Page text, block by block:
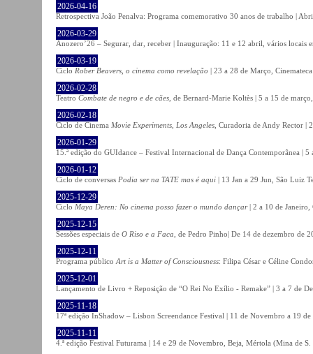
2026-04-16
Retrospectiva João Penalva: Programa comemorativo 30 anos de trabalho |
2026-03-29
Anozero’26 – Segurar, dar, receber | Inauguração: 11 e 12 abril, vários locais
2026-03-19
Ciclo Rober Beavers, o cinema como revelação | 23 a 28 de Março,
2026-02-28
Teatro Combate de negro e de cães , de Bernard-Marie Koltès | 5 a 15 de
2026-02-18
Ciclo de Cinema Movie Experiments, Los Angeles , Curadoria de Andy Rector
2026-01-29
15.ª edição do GUIdance – Festival Internacional de Dança Contemporânea |
2026-01-12
Ciclo de conversas Podia ser na TATE mas é aqui | 13 Jan a 29 Jun, São Luiz
2025-12-29
Ciclo Maya Deren: No cinema posso fazer o mundo dançar| 2 a 10 de Janeiro,
2025-12-15
Sessões especiais de O Riso e a Faca , de Pedro Pinho| De 14 de dezembro de
2025-12-11
Programa público Art is a Matter of Consciousness: Filipa César e Céline
2025-12-01
Lançamento de Livro + Reposição de “O Rei No Exílio - Remake” | 3 a 7 de
2025-11-18
17ª edição InShadow – Lisbon Screendance Festival | 11 de Novembro a 19
2025-11-11
4.ª edição Festival Futurama | 14 e 29 de Novembro, Beja, Mértola (Mina de